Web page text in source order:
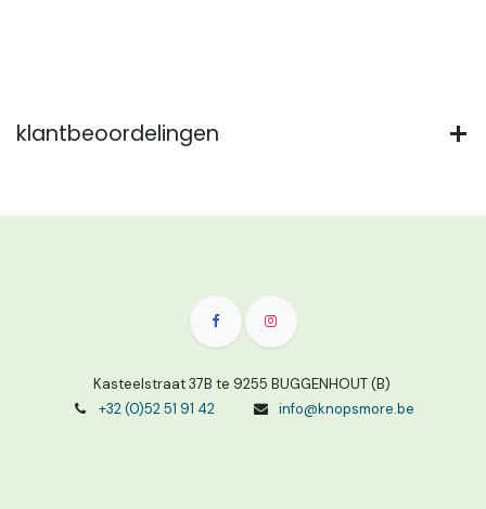
klantbeoordelingen
Kasteelstraat 37B te 9255 BUGGENHOUT (B)
+32 (0)52 51 91 42
info@knopsmore.be